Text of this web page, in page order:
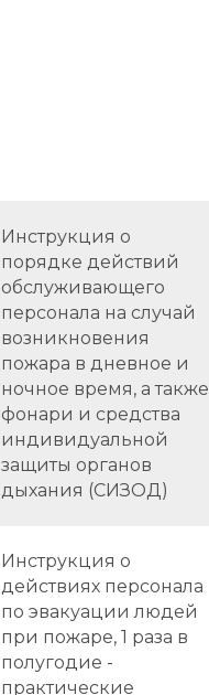
Инструкция о
порядке действий
обслуживающего
персонала на случай
возникновения
пожара в дневное и
ночное время, а также
фонари и средства
индивидуальной
защиты органов
дыхания (СИЗОД)
Инструкция о
действиях персонала
по эвакуации людей
при пожаре, 1 раза в
полугодие -
практические